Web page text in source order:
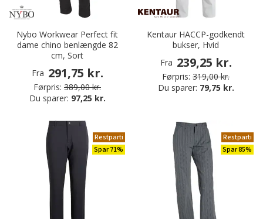
Nybo Workwear Perfect fit
dame chino benlængde 82
cm, Sort
Fra 291,75 kr.
Førpris: 389,00 kr.
Du sparer: 97,25 kr.
Kentaur HACCP-godkendt
bukser, Hvid
Fra 239,25 kr.
Førpris: 319,00 kr.
Du sparer: 79,75 kr.
Restparti
Spar 71%
Restparti
Spar 85%